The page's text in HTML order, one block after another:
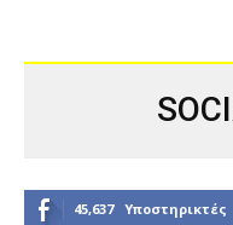
45,637 Υποστηρικτές